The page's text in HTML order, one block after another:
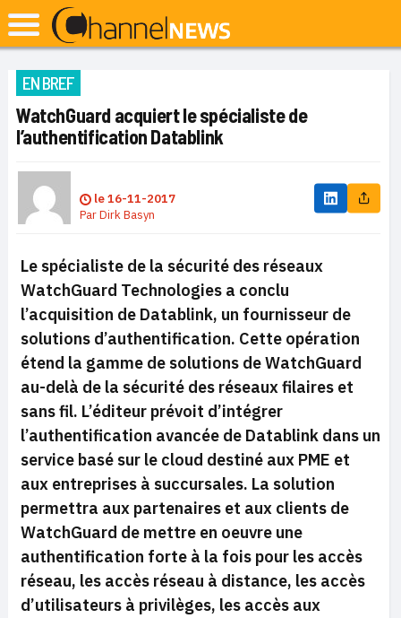
EN BREF
WatchGuard acquiert le spécialiste de
l’authentification Datablink
le16-11-2017
ParDirk Basyn
Le spécialiste de la sécurité des réseaux
WatchGuard Technologies a conclu
l’acquisition de Datablink, un fournisseur de
solutions d’authentification. Cette opération
étend la gamme de solutions de WatchGuard
au-delà de la sécurité des réseaux filaires et
sans fil. L’éditeur prévoit d’intégrer
l’authentification avancée de Datablink dans un
service basé sur le cloud destiné aux PME et
aux entreprises à succursales. La solution
permettra aux partenaires et aux clients de
WatchGuard de mettre en oeuvre une
authentification forte à la fois pour les accès
réseau, les accès réseau à distance, les accès
d’utilisateurs à privilèges, les accès aux